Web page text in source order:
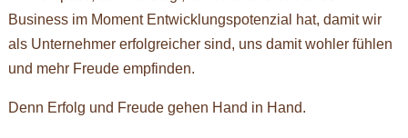
Business im Moment Entwicklungspotenzial hat, damit wir
als Unternehmer erfolgreicher sind, uns damit wohler fühlen
und mehr Freude empfinden.
Denn Erfolg und Freude gehen Hand in Hand.